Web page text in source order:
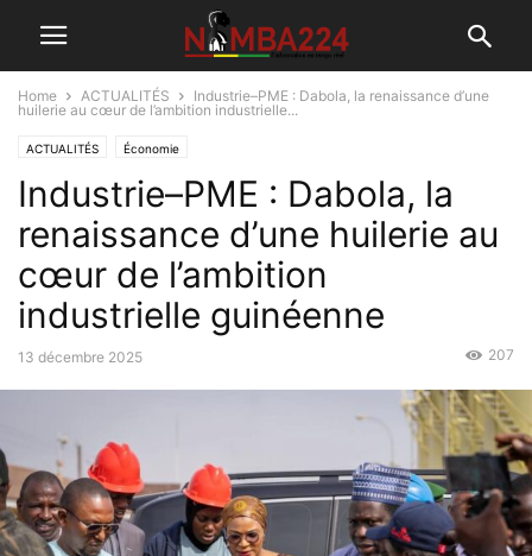
Home ACTUALITÉS
Industrie–PME : Dabola, la renaissance d’une
huilerie au cœur de l’ambition industrielle...
ACTUALITÉS Économie
Industrie–PME : Dabola, la
renaissance d’une huilerie au
cœur de l’ambition
industrielle guinéenne
13 décembre 2025 207